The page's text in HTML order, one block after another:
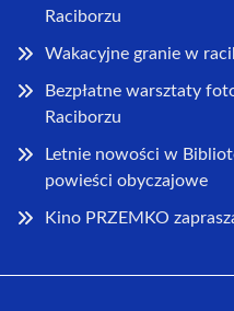
Raciborzu
Wakacyjne granie w
Bezpłatne warsztaty
Raciborzu
Letnie nowości w
powieści obyczajowe
Kino PRZEMKO